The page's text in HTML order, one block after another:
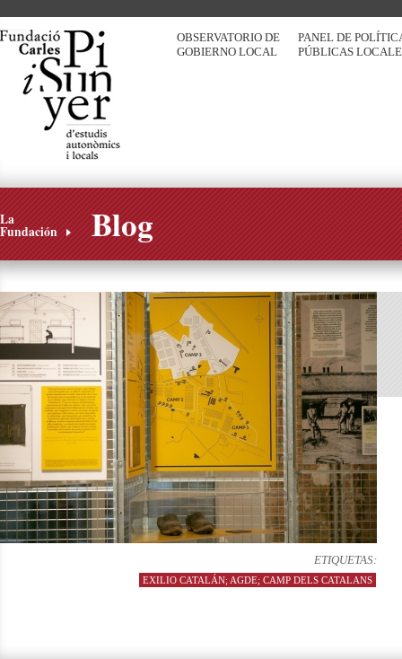
PANEL DE
PÚBLICAS
OBSERVATORIO DE
GOBIERNO LOCAL
La
Fundación Blog
ETIQUETAS:
EXILIO CATALÁN; AGDE; CAMP DELS CATALANS